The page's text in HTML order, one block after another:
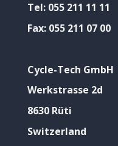
Tel: 055 211 11 11
Fax: 055 211 07 00
Cycle-Tech GmbH
Werkstrasse 2d
8630 Rüti
Switzerland